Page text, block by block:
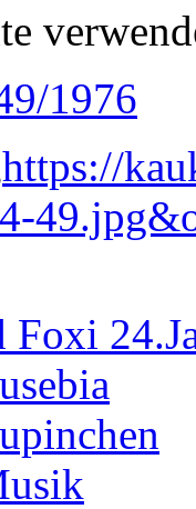
1976
https://